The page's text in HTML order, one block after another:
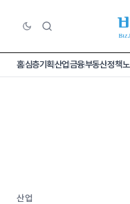
홈심층기획산업금융부동산정책
산업